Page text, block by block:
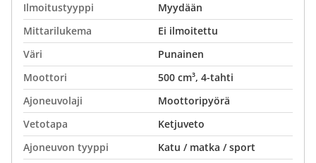
Ilmoitustyyppi
Myydään
Mittarilukema
Ei ilmoitettu
Väri
Punainen
Moottori
500 cm³, 4-tahti
Ajoneuvolaji
Moottoripyörä
Vetotapa
Ketjuveto
Ajoneuvon tyyppi
Katu / matka / sport